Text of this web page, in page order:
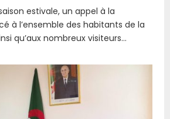
estivale, un appel à la
à l’ensemble des habitants de la
qu’aux nombreux visiteurs...